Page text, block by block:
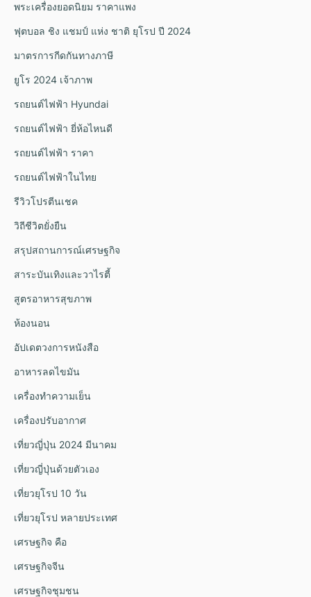
พระเครื่องยอดนิยม ราคาแพง
ฟุตบอล ชิง แชมป์ แห่ง ชาติ ยุโรป ปี 2024
มาตรการกีดกันทางภาษี
ยูโร 2024 เจ้าภาพ
รถยนต์ไฟฟ้า Hyundai
รถยนต์ไฟฟ้า ยี่ห้อไหนดี
รถยนต์ไฟฟ้า ราคา
รถยนต์ไฟฟ้าในไทย
รีวิวโปรตีนเชค
วิถีชีวิตยั่งยืน
สรุปสถานการณ์เศรษฐกิจ
สาระบันเทิงและวาไรตี้
สูตรอาหารสุขภาพ
ห้องนอน
อัปเดตวงการหนังสือ
อาหารลดไขมัน
เครื่องทำความเย็น
เครื่องปรับอากาศ
เที่ยวญี่ปุ่น 2024 มีนาคม
เที่ยวญี่ปุ่นด้วยตัวเอง
เที่ยวยุโรป 10 วัน
เที่ยวยุโรป หลายประเทศ
เศรษฐกิจ คือ
เศรษฐกิจจีน
เศรษฐกิจชุมชน